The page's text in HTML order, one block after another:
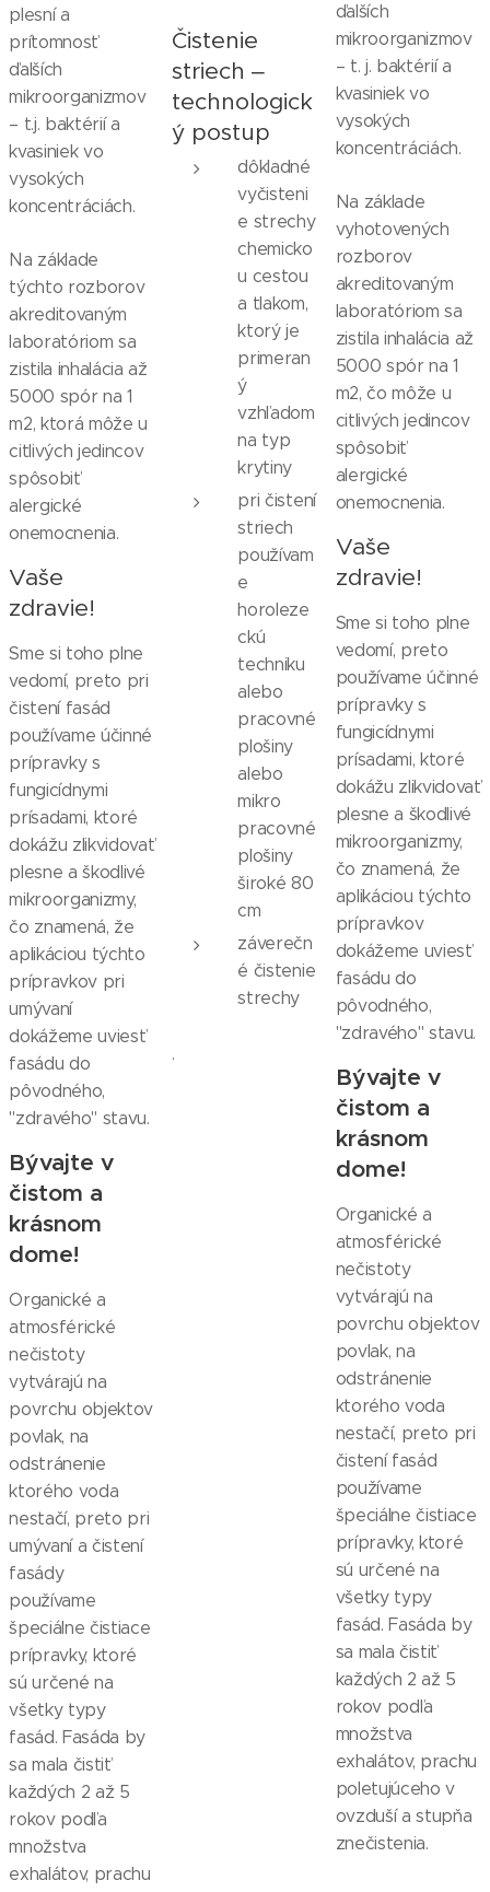
plesní a
prítomnosť
ďalších
mikroorganizmov
– t.j. baktérií a
kvasiniek vo
vysokých
koncentráciách.
Na základe
týchto rozborov
akreditovaným
laboratóriom sa
zistila inhalácia až
5000 spór na 1
m2, ktorá môže u
citlivých jedincov
spôsobiť
alergické
onemocnenia.
Vaše
zdravie!
Sme si toho plne
vedomí, preto pri
čistení fasád
používame účinné
prípravky s
fungicídnymi
prísadami, ktoré
dokážu zlikvidovať
plesne a škodlivé
mikroorganizmy,
čo znamená, že
aplikáciou týchto
prípravkov pri
umývaní
dokážeme uviesť
fasádu do
pôvodného,
"zdravého" stavu.
Bývajte v
čistom a
krásnom
dome!
Organické a
atmosférické
nečistoty
vytvárajú na
povrchu objektov
povlak, na
odstránenie
ktorého voda
nestačí, preto pri
umývaní a čistení
fasády
používame
špeciálne čistiace
prípravky, ktoré
sú určené na
všetky typy
fasád. Fasáda by
sa mala čistiť
každých 2 až 5
rokov podľa
množstva
exhalátov, prachu
Čistenie
striech ‒
technologick
ý postup
dôkladné
vyčisteni
e strechy
chemicko
u cestou
a tlakom,
ktorý je
primeran
ý
vzhľadom
na typ
krytiny
pri čistení
striech
používam
e
horoleze
ckú
techniku
alebo
pracovné
plošiny
alebo
mikro
pracovné
plošiny
široké 80
cm
záverečn
é čistenie
strechy
.
ďalších
mikroorganizmov
– t. j. baktérií a
kvasiniek vo
vysokých
koncentráciách.
Na základe
vyhotovených
rozborov
akreditovaným
laboratóriom sa
zistila inhalácia až
5000 spór na 1
m2, čo môže u
citlivých jedincov
spôsobiť
alergické
onemocnenia.
Vaše
zdravie!
Sme si toho plne
vedomí, preto
používame účinné
prípravky s
fungicídnymi
prísadami, ktoré
dokážu zlikvidovať
plesne a škodlivé
mikroorganizmy,
čo znamená, že
aplikáciou týchto
prípravkov
dokážeme uviesť
fasádu do
pôvodného,
"zdravého" stavu.
Bývajte v
čistom a
krásnom
dome!
Organické a
atmosférické
nečistoty
vytvárajú na
povrchu objektov
povlak, na
odstránenie
ktorého voda
nestačí, preto pri
čistení fasád
používame
špeciálne čistiace
prípravky, ktoré
sú určené na
všetky typy
fasád. Fasáda by
sa mala čistiť
každých 2 až 5
rokov podľa
množstva
exhalátov, prachu
poletujúceho v
ovzduší a stupňa
znečistenia.